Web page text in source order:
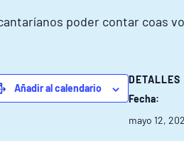
poder contar coas
Añadir al calendario
DETALLES
Fecha:
mayo 12,